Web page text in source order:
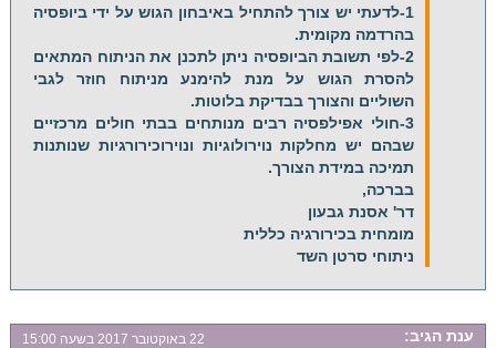
1-לדעתי יש צורך להתחיל באיבחון הגוש על ידי ביופסיה
בהרדמה מקומית.
2-לפי תשובת הביופסיה ניתן לתכנן את הניתוח המתאים
להסרת הגוש על מנת להימנע מניתוח חוזר לגבי
השוליים והצורך בבדיקת בלוטות.
3-חולי אפילפסיה רבים מנותחים בבתי חולים מרכזיים
שבהם יש מחלקות נוירולוגיות ונוירוכירורגיות שנותנות
תמיכה במידת הצורך.
בברכה,
דר' אסנת גבעון
מומחית בכירורגיה כללית
ניתוחי סרטן השד
ענת הגיב: 22 באוקטובר 2017 בשעה 15:00